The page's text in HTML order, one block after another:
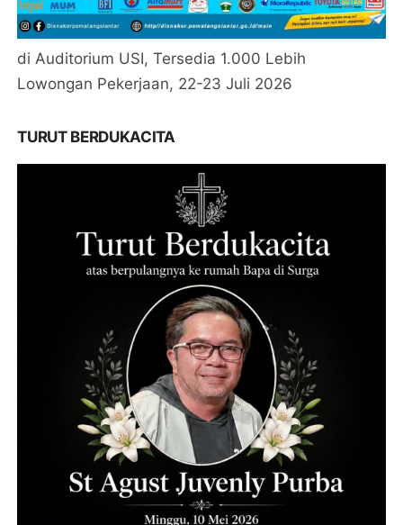
di Auditorium USI, Tersedia 1.000 Lebih
Lowongan Pekerjaan, 22-23 Juli 2026
TURUT BERDUKACITA